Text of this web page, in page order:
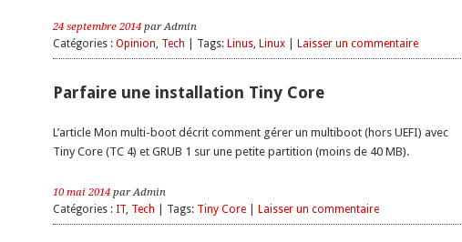
24 septembre 2014 par Admin
Catégories : Opinion, Tech | Tags: Linus, Linux Laisser un commentaire
Parfaire une installation Tiny Core
L’article Mon multi-boot décrit comment gérer un multiboot (hors UEFI) avec
Tiny Core (TC 4) et GRUB 1 sur une petite partition (moins de 40 MB).
10 mai 2014 par Admin
Catégories : IT, Tech | Tags: Tiny Core Laisser un commentaire